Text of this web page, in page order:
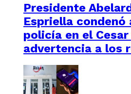
Presidente
Espriella condenó
policía en el
advertencia a los